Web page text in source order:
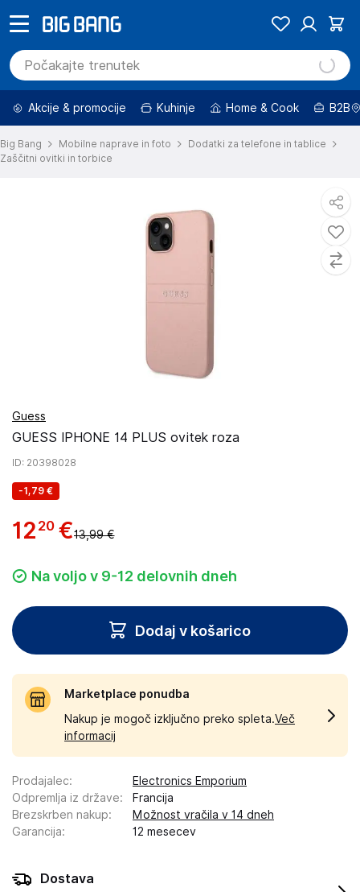
Akcije & promocije Kuhinje Home & Cook B2B
Big Bang Mobilne naprave in foto
Dodatki za telefone in tablice
Zaščitni ovitki in torbice
Guess
GUESS IPHONE 14 PLUS ovitek roza
ID: 20398028
-1,79 €
12 20 €13,99 €
Na voljo v 9-12 delovnih dneh
Dodaj v košarico
Marketplace ponudba
Nakup je mogoč izključno preko spleta.Več
informacij
Prodajalec:
Electronics Emporium
Odpremlja iz države:
Francija
Brezskrben nakup:
Možnost vračila v 14 dneh
Garancija: 12 mesecev
Dostava